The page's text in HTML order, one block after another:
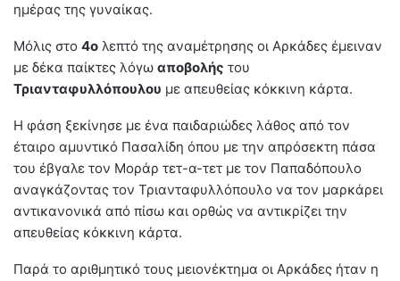
ημέρας της γυναίκας.
Μόλις στο 4ο λεπτό της αναμέτρησης οι Αρκάδες έμειναν
με δέκα παίκτες λόγω αποβολής του
Τριανταφυλλόπουλου με απευθείας κόκκινη κάρτα.
Η φάση ξεκίνησε με ένα παιδαριώδες λάθος από τον
έταιρο αμυντικό Πασαλίδη όπου με την απρόσεκτη πάσα
του έβγαλε τον Μοράρ τετ-α-τετ με τον Παπαδόπουλο
αναγκάζοντας τον Τριανταφυλλόπουλο να τον μαρκάρει
αντικανονικά από πίσω και ορθώς να αντικρίζει την
απευθείας κόκκινη κάρτα.
Παρά το αριθμητικό τους μειονέκτημα οι Αρκάδες ήταν η